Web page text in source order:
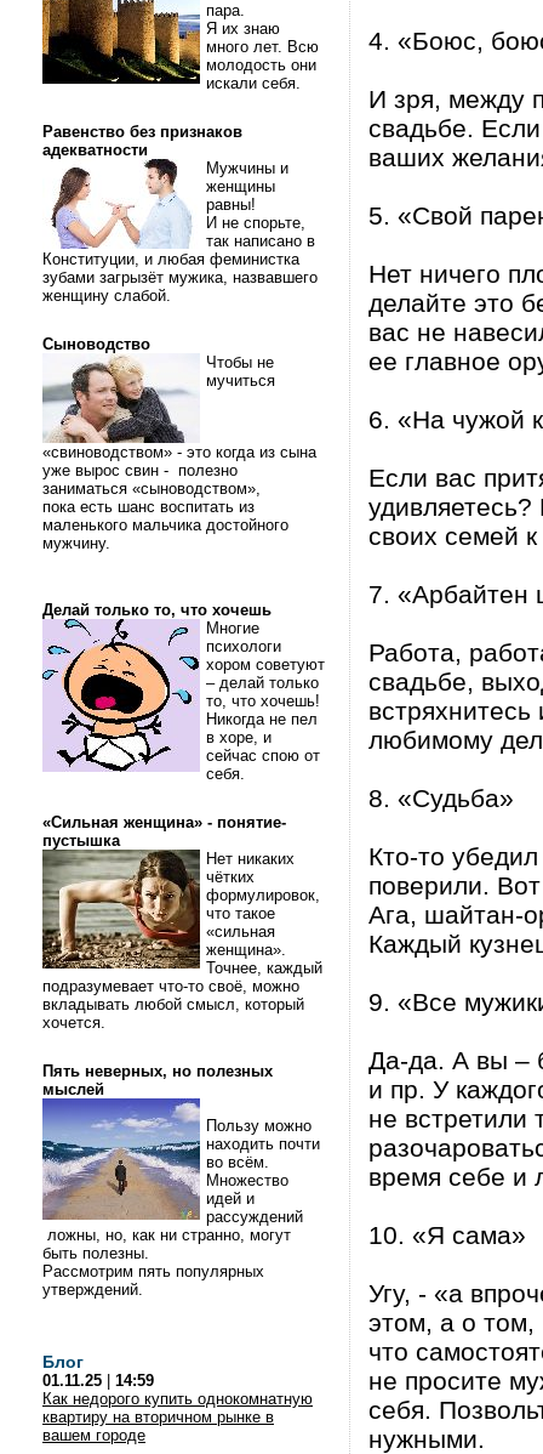
пара.
Я их знаю
много лет. Всю
молодость они
искали себя.
Равенство без признаков
адекватности
Мужчины и
женщины
равны!
И не спорьте,
так написано в
Конституции, и любая феминистка
зубами загрызёт мужика, назвавшего
женщину слабой.
Сыноводство
Чтобы не
мучиться
«свиноводством» - это когда из сына
уже вырос свин - полезно
заниматься «сыноводством»,
пока есть шанс воспитать из
маленького мальчика достойного
мужчину.
Делай только то, что хочешь
Многие
психологи
хором советуют
– делай только
то, что хочешь!
Никогда не пел
в хоре, и
сейчас спою от
себя.
«Сильная женщина» - понятие-
пустышка
Нет никаких
чётких
формулировок,
что такое
«сильная
женщина».
Точнее, каждый
подразумевает что-то своё, можно
вкладывать любой смысл, который
хочется.
Пять неверных, но полезных
мыслей
Пользу можно
находить почти
во всём.
Множество
идей и
рассуждений
ложны, но, как ни странно, могут
быть полезны.
Рассмотрим пять популярных
утверждений.
Блог
01.11.25
14:59
Как недорого купить однокомнатную
квартиру на вторичном рынке в
вашем городе
4. «Боюс,
И зря, между
свадьбе.
ваших
5. «Свой
Нет ничего
делайте это
вас не
ее главное
6. «На чужой
Если вас
своих семей
7. «Арбайтен
Работа,
свадьбе,
любимому
8. «Судьба»
Кто-то
поверили.
Ага, шайтан-
Каждый
9. «Все
Да-да. А вы –
и пр. У
не встретили
время себе и
10. «Я сама»
Угу, - «а
этом, а о том,
что
не просите
себя.
нужными.